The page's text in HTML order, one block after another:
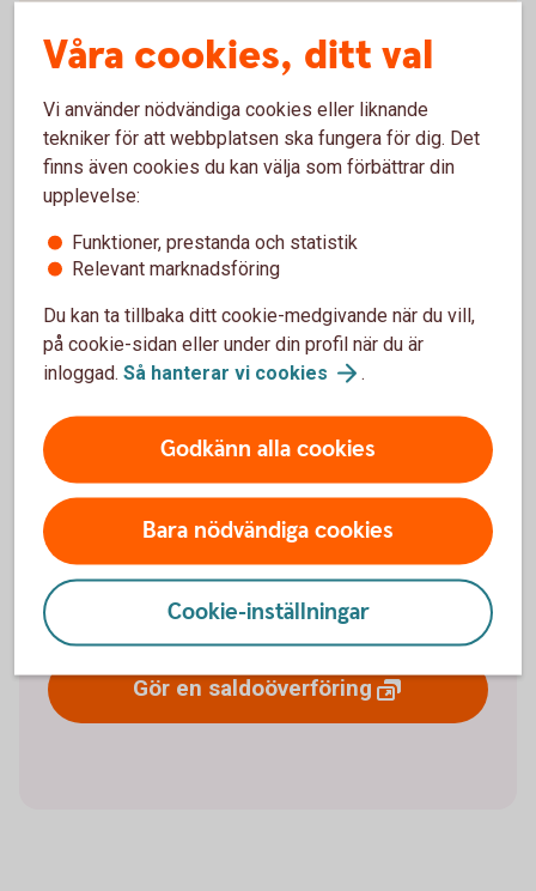
där krediten återbetalas med rak amortering
under 4 månader (avbetalningsbelopp i snitt 1
Betala fakturan med
kreditkort
Ligger efter med fakturor eller räkningar? Med en
saldoöverföring kan du föra över pengarna från ditt
kreditkort till ett konto, för att sedan betala tillbaka
pengarna med ränta.
Gör en saldoöverföring
Våra cookies, ditt val
Vi använder nödvändiga cookies eller liknande
tekniker för att webbplatsen ska fungera för dig. Det
finns även cookies du kan välja som förbättrar din
upplevelse:
Funktioner, prestanda och statistik
Relevant marknadsföring
Du kan ta tillbaka ditt cookie-medgivande när du vill,
på cookie-sidan eller under din profil när du är
inloggad. Så hanterar vi cookies .
Godkänn alla cookies
Bara nödvändiga cookies
Cookie-inställningar